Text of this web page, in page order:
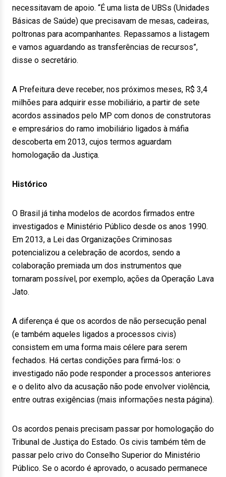
necessitavam de apoio. “É uma lista de UBSs (Unidades
Básicas de Saúde) que precisavam de mesas, cadeiras,
poltronas para acompanhantes. Repassamos a listagem
e vamos aguardando as transferências de recursos”,
disse o secretário.
A Prefeitura deve receber, nos próximos meses, R$ 3,4
milhões para adquirir esse mobiliário, a partir de sete
acordos assinados pelo MP com donos de construtoras
e empresários do ramo imobiliário ligados à máfia
descoberta em 2013, cujos termos aguardam
homologação da Justiça.
Histórico
O Brasil já tinha modelos de acordos firmados entre
investigados e Ministério Público desde os anos 1990.
Em 2013, a Lei das Organizações Criminosas
potencializou a celebração de acordos, sendo a
colaboração premiada um dos instrumentos que
tornaram possível, por exemplo, ações da Operação Lava
Jato.
A diferença é que os acordos de não persecução penal
(e também aqueles ligados a processos civis)
consistem em uma forma mais célere para serem
fechados. Há certas condições para firmá-los: o
investigado não pode responder a processos anteriores
e o delito alvo da acusação não pode envolver violência,
entre outras exigências (mais informações nesta página).
Os acordos penais precisam passar por homologação do
Tribunal de Justiça do Estado. Os civis também têm de
passar pelo crivo do Conselho Superior do Ministério
Público. Se o acordo é aprovado, o acusado permanece